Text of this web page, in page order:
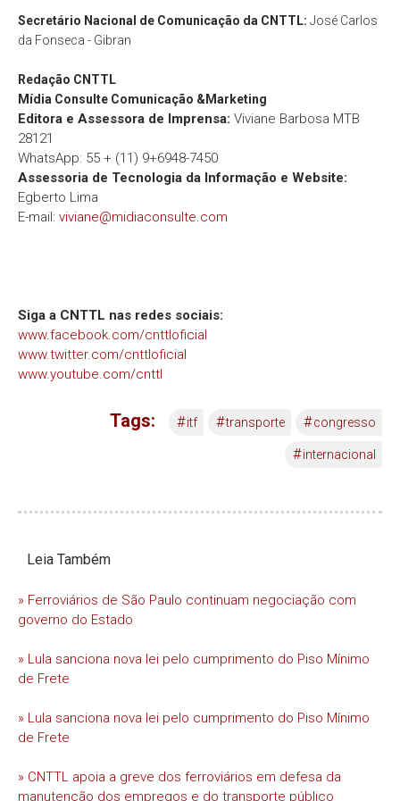
Secretário Nacional de Comunicação da CNTTL: José Carlos
da Fonseca - Gibran
Redação CNTTL
Mídia Consulte Comunicação &Marketing
Editora e Assessora de Imprensa: Viviane Barbosa MTB
28121
WhatsApp: 55 + (11) 9+6948-7450
Assessoria de Tecnologia da Informação e Website:
Egberto Lima
E-mail: viviane@midiaconsulte.com
Siga a CNTTL nas redes sociais:
www.facebook.com/cnttloficial
www.twitter.com/cnttloficial
www.youtube.com/cnttl
Tags: #itf #transporte #congresso
#internacional
Leia Também
» Ferroviários de São Paulo continuam negociação com
governo do Estado
» Lula sanciona nova lei pelo cumprimento do Piso Mínimo
de Frete
» Lula sanciona nova lei pelo cumprimento do Piso Mínimo
de Frete
» CNTTL apoia a greve dos ferroviários em defesa da
manutenção dos empregos e do transporte público